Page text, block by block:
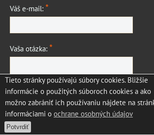
Váš e-mail: *
Vaša otázka: *
Odoslať
Tieto stránky používajú súbory cookies. Bližšie
informácie o použitých súboroch cookies a ako
možno zabrániť ich používaniu nájdete na
informáciami o ochrane osobných údajov
Potvrdiť